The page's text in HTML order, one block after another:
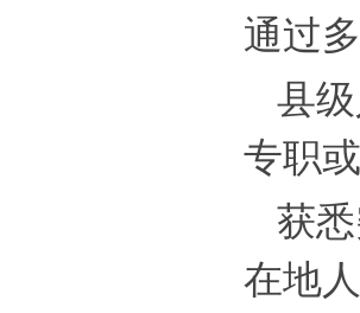
通过
县
专职
获
在地